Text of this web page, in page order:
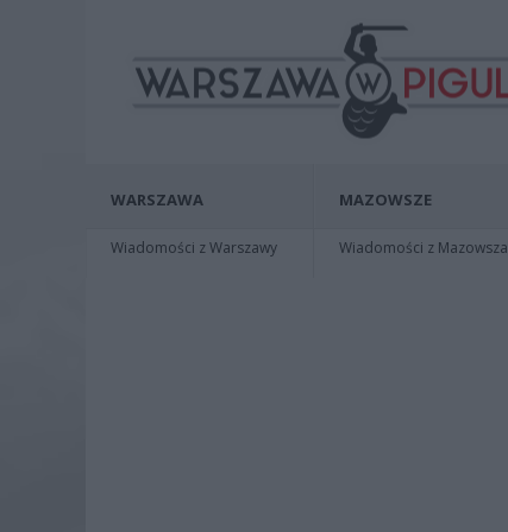
WARSZAWA
Wiadomości z Warszawy
MAZOWSZE
Wiadomości z Mazowsza